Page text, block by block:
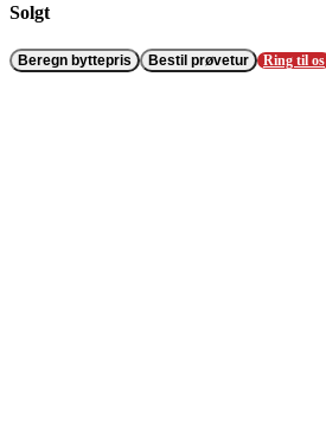
Solgt
Beregn byttepris Bestil prøvetur Ring til os